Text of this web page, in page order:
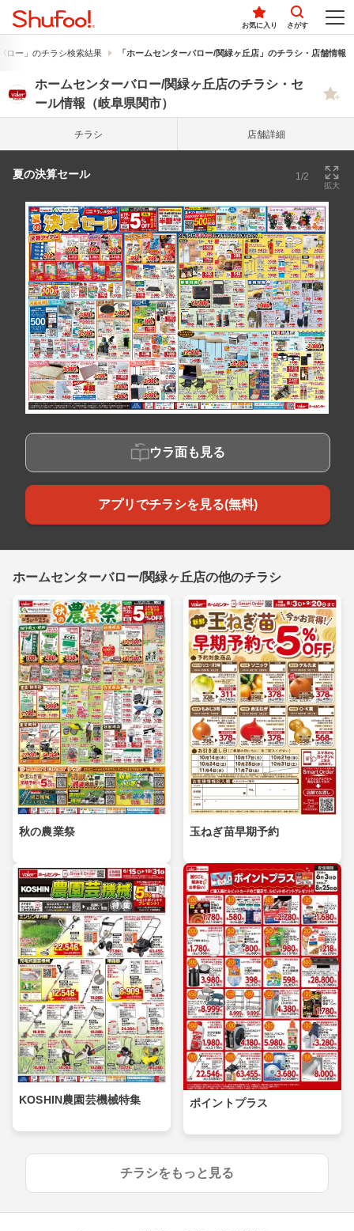
お気に入り さがす
ロー」のチラシ検索結果 「ホームセンターバロー/関緑ヶ丘店」のチラシ・店舗情報
ホームセンターバロー/関緑ヶ丘店のチラシ・セ
ール情報（岐阜県関市）
チラシ 店舗詳細
夏の決算セール 1/2
拡大
ウラ面も見る
アプリでチラシを見る(無料)
ホームセンターバロー/関緑ヶ丘店の他のチラシ
秋の農業祭 玉ねぎ苗早期予約
KOSHIN農園芸機械特集 ポイントプラス
チラシをもっと見る